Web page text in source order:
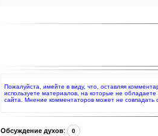
Пожалуйста, имейте в виду, что, оставляя
используете материалов, на которые не
сайта. Мнение комментаторов может не
Обсуждение духов: 0